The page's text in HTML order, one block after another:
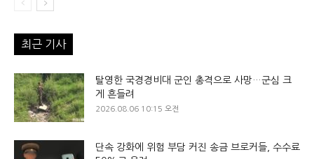
최근 기사
탈영한 국경경비대 군인 총격으로 사망…군심 크
게 흔들려
2026.08.06 10:15 오전
단속 강화에 위험 부담 커진 송금 브로커들, 수수료